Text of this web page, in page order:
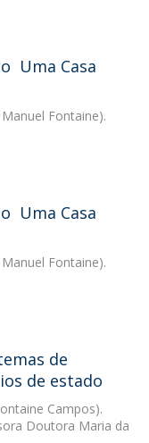
Uma Casa
Fontaine).
Uma Casa
Fontaine).
de
de estado
Campos).
Doutora Maria da